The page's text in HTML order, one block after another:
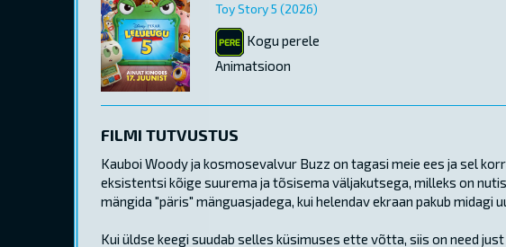
Toy Story 5 (2026)
Kogu perele
Animatsioon
FILMI TUTVUSTUS
Kauboi Woody ja kosmosevalvur Buzz on tagasi meie ees ja sel
eksistentsi kõige suurema ja tõsisema väljakutsega, milleks on
mängida "päris" mänguasjadega, kui helendav ekraan pakub midagi
Kui üldse keegi suudab selles küsimuses ette võtta, siis on need